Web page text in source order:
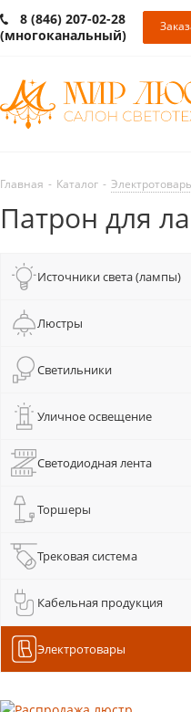
8 (846) 207-02-28
(многоканальный)
Главная - Каталог -
Патрон для
Источники света (лампы)
Люстры
Светильники
Уличное освещение
Светодиодная лента
Торшеры
Трековая система
Кабельная продукция
Электротовары